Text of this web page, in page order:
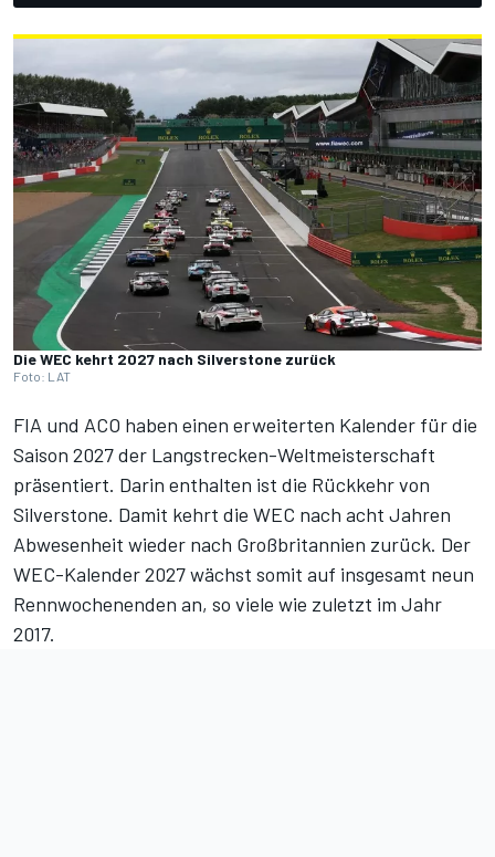
Die WEC kehrt 2027 nach Silverstone zurück
Foto: LAT
FIA und ACO haben einen erweiterten Kalender für die
Saison 2027 der Langstrecken-Weltmeisterschaft
präsentiert. Darin enthalten ist die Rückkehr von
Silverstone. Damit kehrt die WEC nach acht Jahren
Abwesenheit wieder nach Großbritannien zurück. Der
WEC-Kalender 2027wächst somit auf insgesamt neun
Rennwochenenden an, so viele wie zuletzt im Jahr
2017.